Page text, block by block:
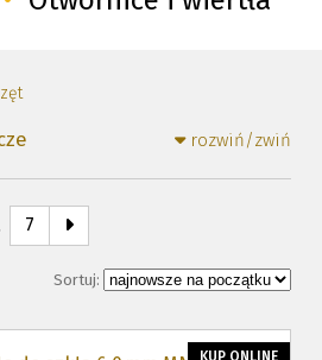
rozwiń/zwiń
7
Sortuj:
KUP ONLINE